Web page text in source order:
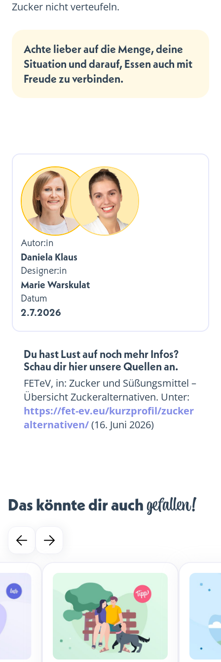
Zucker nicht verteufeln.
Achte lieber auf die Menge, deine
Situation und darauf, Essen auch mit
Freude zu verbinden.
Autor:in
Daniela Klaus
Designer:in
Marie Warskulat
Datum
2.7.2026
Du hast Lust auf noch mehr Infos?
Schau dir hier unsere Quellen an.
FETeV, in: Zucker und Süßungsmittel –
Übersicht Zuckeralternativen. Unter:
https://fet-ev.eu/kurzprofil/zucker
alternativen/(16. Juni 2026)
Das könnte dir auch gefallen!